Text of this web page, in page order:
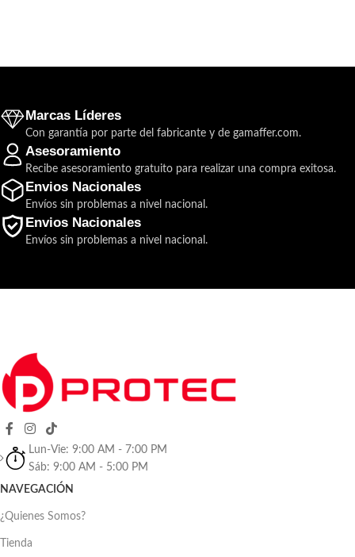
Marcas Líderes
Con garantía por parte del fabricante y de gamaffer.com.
Asesoramiento
Recibe asesoramiento gratuito para realizar una compra exitosa.
Envios Nacionales
Envíos sin problemas a nivel nacional.
Envios Nacionales
Envíos sin problemas a nivel nacional.
Lun-Vie: 9:00 AM - 7:00 PM
Sáb: 9:00 AM - 5:00 PM
NAVEGACIÓN
¿Quienes Somos?
Tienda